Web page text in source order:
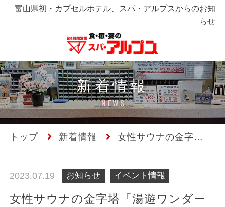
富山県初・カプセルホテル、スパ・アルプスからのお知
らせ
新着情報
NEWS
トップ 新着情報
女性サウナの金字塔
ド」！オンエアー記
念イベントの開催で
す！
2023.07.19 お知らせ イベント情報
女性サウナの金字塔「湯遊ワンダー